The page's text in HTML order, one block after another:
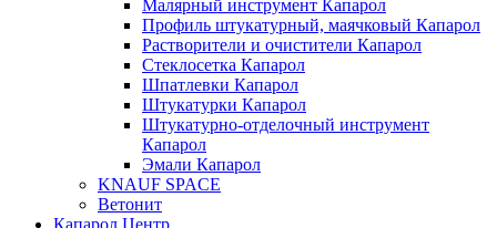
Малярный инструмент Капарол
Профиль штукатурный, маячковый Капарол
Растворители и очистители Капарол
Cтеклосетка Капарол
Шпатлевки Капарол
Штукатурки Капарол
Штукатурно-отделочный инструмент
Капарол
Эмали Капарол
KNAUF SPACE
Ветонит
Капарол Центр